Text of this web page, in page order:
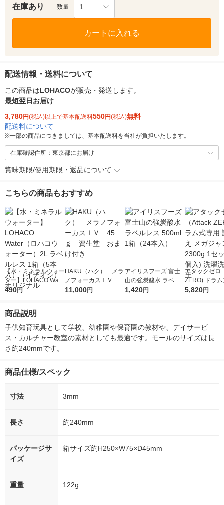
在庫あり 数量 1
カートに入れる
配送情報・送料について
この商品はLOHACOが販売・発送します。
最短翌日お届け
3,780円(税込)以上で基本配送料550円(税込)無料
配送料について
※一部の商品につきましては、基本配送料を当社が負担いたします。
在庫確認住所：東京都にお届け
賞味期限/使用期限・返品について
こちらの商品もおすすめ
【水・ミネラルウォー
ター】LOHACO Wate
r（ロハコウォータ
シ） オリジナル
490円
HAKU（ハク） メラ
ノフォーカスＩＶ 4
5ｇ 資生堂 おまけ
11,000円
アイリスフーズ 富士
山の強炭酸水 ラベル
レス 500ml 1箱（24
1,420円
アタックゼロ
ZERO) ドラ
詰め替え メガ
5,820円
商品説明
子供知育玩具として学校、幼稚園や保育園の教材や、デイサービ
ス・カルチャー教室の素材としても最適です。モールのサイズは長
さ約240mmです。
商品仕様/スペック
寸法 3mm
長さ 約240mm
パッケージサ
イズ
箱サイズ約H250×W75×D45mm
重量 122g